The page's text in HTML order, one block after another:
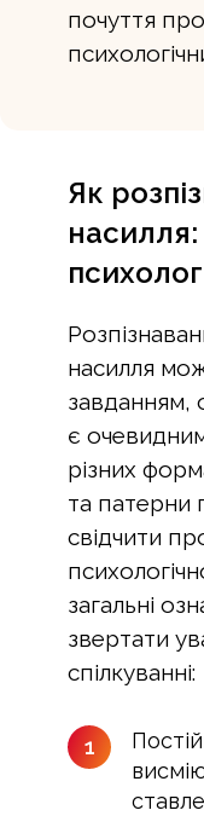
почуття
Як
насилля:
насилля
завданням,
є
різних
та патерни
свідчити
загальні
звертати
спілкуванні:
1